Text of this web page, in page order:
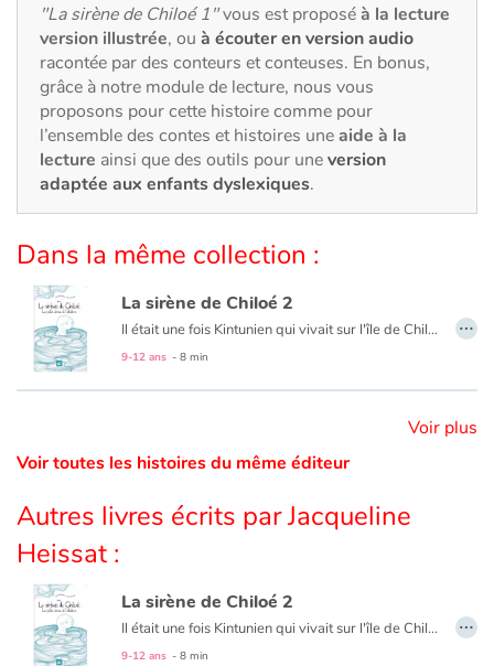
En famille
Quotidien et loisirs
À l'école
Fêtes et évènements
Amour et amitié
Sujets de société
Émotions et sentiments
Contraste +
Aide
"La sirène de Chiloé 1"vous est proposéà la lecture
version illustrée, ou à écouter en version audio
racontée par des conteurs et conteuses. En bonus,
grâce à notre module de lecture, nous vous
proposons pour cette histoire comme pour
l’ensemble des contes et histoires uneaide à la
lecture ainsi que des outils pour uneversion
adaptée aux enfants dyslexiques.
Dans la même collection :
La sirène de Chiloé 2
Il était une fois Kintunien qui vivait sur l'île de Chiloé, au bord d'une falaise... Il était une fois l'histoire d'amour d'un albatros et d'une petite sirène... Transmises de génération en génération, les légendes du peuple Mapuche ont traversé le temps pour parvenir jusqu'à nous, unissant le merveilleux et la poésie.
9-12 ans - 8 min
…
Voir plus
Voir toutes les histoires du même éditeur
Autres livres écrits par Jacqueline
Heissat :
La sirène de Chiloé 2
Il était une fois Kintunien qui vivait sur l'île de Chiloé, au bord d'une falaise... Il était une fois l'histoire d'amour d'un albatros et d'une petite sirène... Transmises de génération en génération, les légendes du peuple Mapuche ont traversé le temps pour parvenir jusqu'à nous, unissant le merveilleux et la poésie.
9-12 ans - 8 min
…